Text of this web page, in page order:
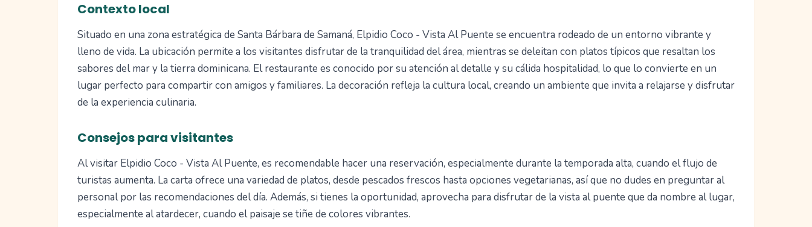
Contexto local
Situado en una zona estratégica de Santa Bárbara de Samaná, Elpidio Coco - Vista Al Puente se encuentra rodeado de un entorno vibrante y
lleno de vida. La ubicación permite a los visitantes disfrutar de la tranquilidad del área, mientras se deleitan con platos típicos que resaltan los
sabores del mar y la tierra dominicana. El restaurante es conocido por su atención al detalle y su cálida hospitalidad, lo que lo convierte en un
lugar perfecto para compartir con amigos y familiares. La decoración refleja la cultura local, creando un ambiente que invita a relajarse y disfrutar
de la experiencia culinaria.
Consejos para visitantes
Al visitar Elpidio Coco - Vista Al Puente, es recomendable hacer una reservación, especialmente durante la temporada alta, cuando el flujo de
turistas aumenta. La carta ofrece una variedad de platos, desde pescados frescos hasta opciones vegetarianas, así que no dudes en preguntar al
personal por las recomendaciones del día. Además, si tienes la oportunidad, aprovecha para disfrutar de la vista al puente que da nombre al lugar,
especialmente al atardecer, cuando el paisaje se tiñe de colores vibrantes.